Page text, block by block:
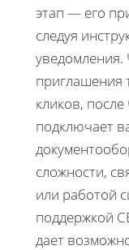
этап — его
следуя
уведомления.
приглашения
кликов,
подключает
сложности,
или работой
поддержкой
дает